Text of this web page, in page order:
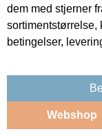
dem med stjerner
sortimentstørrelse,
betingelser,
Webshop